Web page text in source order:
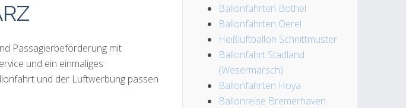
Passagierbeförderung mit
und ein einmaliges
und der Luftwerbung passen
Ballonfahrten Bothel
Ballonfahrten Oerel
Heißluftballon Schnittmuster
Ballonfahrt Stadland
(Wesermarsch)
Ballonfahrten Hoya
Ballonreise Bremerhaven